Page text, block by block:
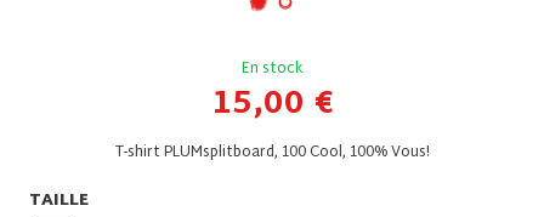
En stock
15,00 €
T-shirt PLUMsplitboard, 100 Cool, 100% Vous!
TAILLE